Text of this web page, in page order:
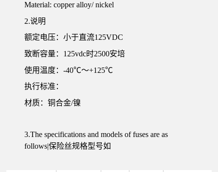
Material: copper alloy/ nickel
2.说明
额定电压：小于直流125VDC
致断容量：125vdc时2500安培
使用温度：-40℃～+125℃
执行标准：
材质：铜合金/镍
3.The specifications and models of fuses are as
follows|保险丝规格型号如